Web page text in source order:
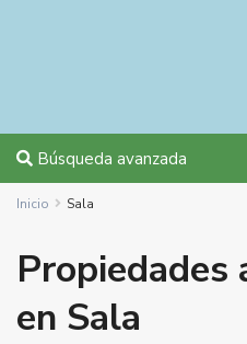
Búsqueda avanzada
Inicio Sala
Propiedades
en Sala